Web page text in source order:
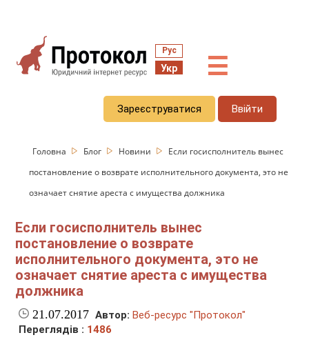
Рус
Укр ☰
Зареєструватися Ввійти
Головна Блог Новини
Если госисполнитель вынес
постановление о возврате исполнительного документа, это не
означает снятие ареста с имущества должника
Если госисполнитель вынес
постановление о возврате
исполнительного документа, это не
означает снятие ареста с имущества
должника
21.07.2017 Автор: Веб-ресурс "Протокол"
Переглядів : 1486